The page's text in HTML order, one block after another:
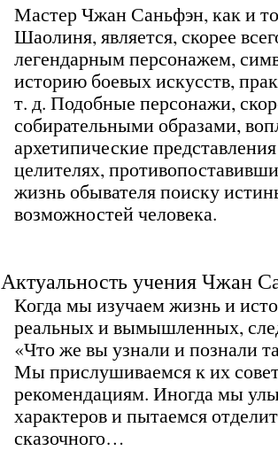
Мастер Чжан Саньфэн, как и
Шаолиня, является, скорее
легендарным персонажем,
историю боевых искусств,
т. д. Подобные персонажи,
собирательными образами,
архетипические
целителях,
жизнь обывателя поиску
возможностей человека.
Актуальность учения Чжан
Когда мы изучаем жизнь и
реальных и вымышленных,
«Что же вы узнали и познали
Мы прислушиваемся к их
рекомендациям. Иногда мы
характеров и пытаемся
сказочного…